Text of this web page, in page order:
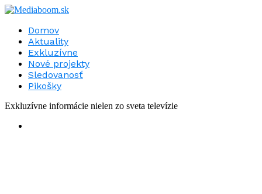
Domov
Aktuality
Exkluzívne
Nové projekty
Sledovanosť
Pikošky
Exkluzívne informácie nielen zo sveta televízie